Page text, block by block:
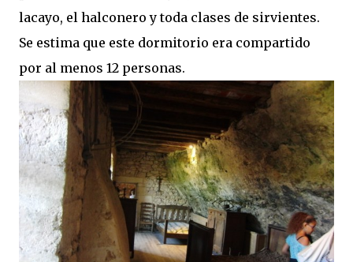
lacayo, el halconero y toda clases de sirvientes.
Se estima que este dormitorio era compartido
por al menos 12 personas.